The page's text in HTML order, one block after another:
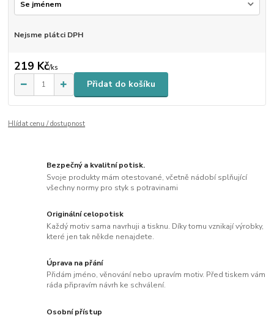
Nejsme plátci DPH
219 Kč/ks
Přidat do košíku
Hlídat cenu / dostupnost
Bezpečný a kvalitní potisk.
Svoje produkty mám otestované, včetně nádobí splňující
všechny normy pro styk s potravinami
Originální celopotisk
Každý motiv sama navrhuji a tisknu. Díky tomu vznikají výrobky,
které jen tak někde nenajdete.
Úprava na přání
Přidám jméno, věnování nebo upravím motiv. Před tiskem vám
ráda připravím návrh ke schválení.
Osobní přístup